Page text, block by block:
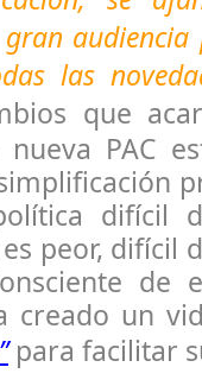
las
que
PAC
difícil
peor, difícil
de
creado un
para facilitar